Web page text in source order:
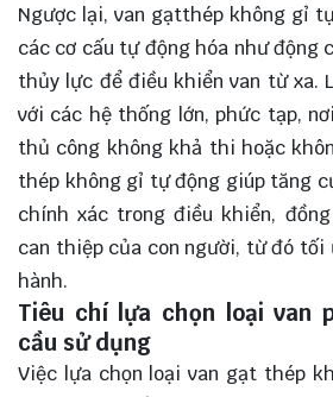
Ngược lại, van gạtthép không gỉ
các cơ cấu tự động hóa như động
thủy lực để điều khiển van từ xa.
với các hệ thống lớn, phức tạp,
thủ công không khả thi hoặc
thép không gỉ tự động giúp tăng
chính xác trong điều khiển,
can thiệp của con người, từ đó tối
hành.
Tiêu chí lựa chọn loại van
cầu sử dụng
Việc lựa chọn loại van gạt thép